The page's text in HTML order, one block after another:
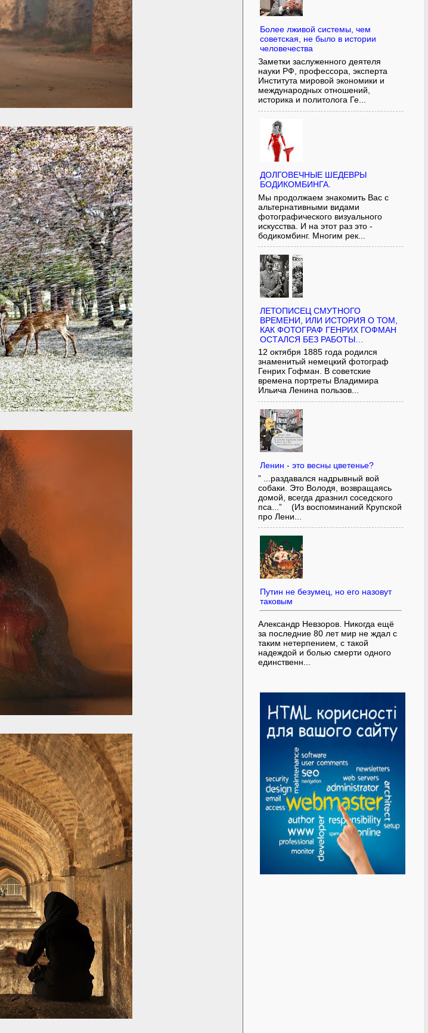
Более лживой системы, чем
советская, не было в истории
человечества
Заметки заслуженного деятеля
науки РФ, профессора, эксперта
Института мировой экономики и
международных отношений,
историка и политолога Ге...
ДОЛГОВЕЧНЫЕ ШЕДЕВРЫ
БОДИКОМБИНГА.
Мы продолжаем знакомить Вас с
альтернативными видами
фотографического визуального
искусства. И на этот раз это -
бодикомбинг. Многим рек...
ЛЕТОПИСЕЦ СМУТНОГО
ВРЕМЕНИ, ИЛИ ИСТОРИЯ О ТОМ,
КАК ФОТОГРАФ ГЕНРИХ ГОФМАН
ОСТАЛСЯ БЕЗ РАБОТЫ…
12 октября 1885 года родился
знаменитый немецкий фотограф
Генрих Гофман. В советские
времена портреты Владимира
Ильича Ленина пользов...
Ленин - это весны цветенье?
” ...раздавался надрывный вой
собаки. Это Володя, возвращаясь
домой, всегда дразнил соседского
пса...” (Из воспоминаний Крупской
про Лени...
Путин не безумец, но его назовут
таковым
Александр Невзоров. Никогда ещё
за последние 80 лет мир не ждал с
таким нетерпением, с такой
надеждой и болью смерти одного
единственн...